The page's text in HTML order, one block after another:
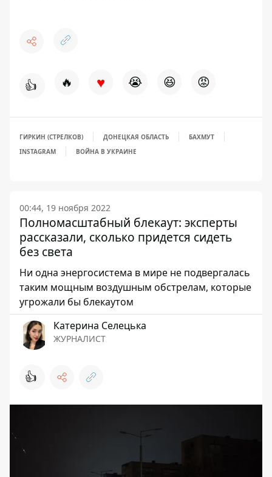
👍 🔥 ♥ 😭 😆 😡
ГИРКИН (СТРЕЛКОВ) ДОНЕЦКАЯ ОБЛАСТЬ
БАХМУТ
INSTAGRAM
ВОЙНА В УКРАИНЕ
00:44, 19 ноября 2022
Полномасштабный блекаут: эксперты
рассказали, сколько придется сидеть
без света
Ни одна энергосистема в мире не подвергалась
таким мощным воздушным обстрелам, которые
угрожали бы блекаутом
Катерина Селецька
ЖУРНАЛИСТ
👍